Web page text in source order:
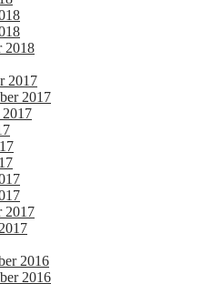
2018
2017
2017
2017
2016
2016